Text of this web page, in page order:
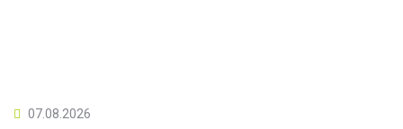
07.08.2026